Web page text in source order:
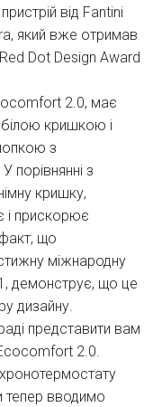
від Fantini
який вже отримав
Dot Design Award
2.0, має
білою кришкою і
з
порівнянні з
кришку,
і прискорює
що
міжнародну
демонструє, що це
дизайну.
представити вам
2.0.
тепер вводимо